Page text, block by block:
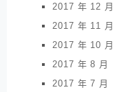
2017 年 12 月
2017 年 11 月
2017 年 10 月
2017 年 8 月
2017 年 7 月